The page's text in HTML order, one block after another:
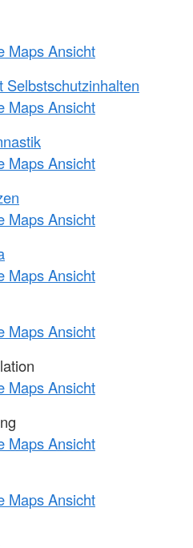
Maps Ansicht
Selbstschutzinhalten
Maps Ansicht
Maps Ansicht
Maps Ansicht
Maps Ansicht
Maps Ansicht
Maps Ansicht
Maps Ansicht
Maps Ansicht